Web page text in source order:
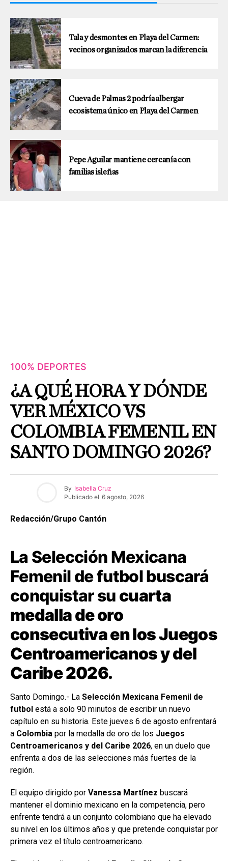
Tala y desmontes en Playa del Carmen:
vecinos organizados marcan la diferencia
Cueva de Palmas 2 podría albergar
ecosistema único en Playa del Carmen
Pepe Aguilar mantiene cercanía con
familias isleñas
100% DEPORTES
¿A QUÉ HORA Y DÓNDE
VER MÉXICO VS
COLOMBIA FEMENIL EN
SANTO DOMINGO 2026?
By Isabella Cruz
Publicado el 6 agosto, 2026
Redacción/Grupo Cantón
La Selección Mexicana
Femenil de futbol buscará
conquistar su cuarta
medalla de oro
consecutiva en los Juegos
Centroamericanos y del
Caribe 2026.
Santo Domingo.- La Selección Mexicana Femenil de
futbol está a solo 90 minutos de escribir un nuevo
capítulo en su historia. Este jueves 6 de agosto enfrentará
a Colombia por la medalla de oro de los Juegos
Centroamericanos y del Caribe 2026, en un duelo que
enfrenta a dos de las selecciones más fuertes de la
región.
El equipo dirigido por Vanessa Martínez buscará
mantener el dominio mexicano en la competencia, pero
enfrente tendrá a un conjunto colombiano que ha elevado
su nivel en los últimos años y que pretende conquistar por
primera vez el título centroamericano.